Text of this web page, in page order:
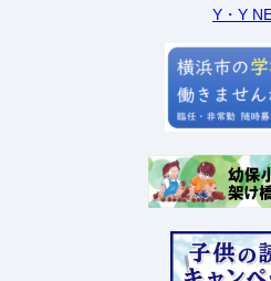
Y・Y